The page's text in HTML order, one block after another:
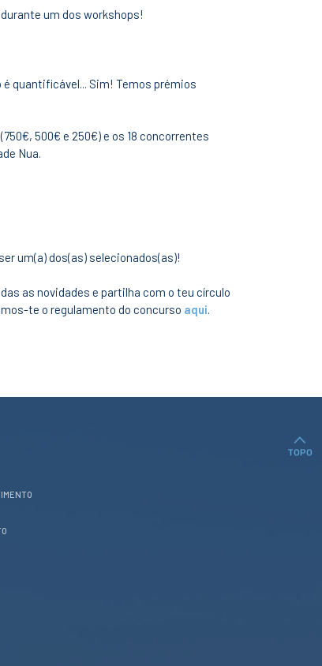
um dos workshops!
quantificável... Sim! Temos prémios
500€ e 250€) e os 18 concorrentes
Nua.
um(a) dos(as) selecionados(as)!
as novidades e partilha com o teu círculo
te o regulamento do concurso aqui.
TOPO